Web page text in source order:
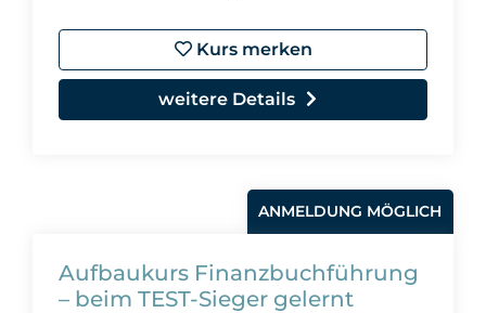
Kurs merken
weitere Details
ANMELDUNG MÖGLICH
Aufbaukurs Finanzbuchführung
– beim TEST-Sieger gelernt